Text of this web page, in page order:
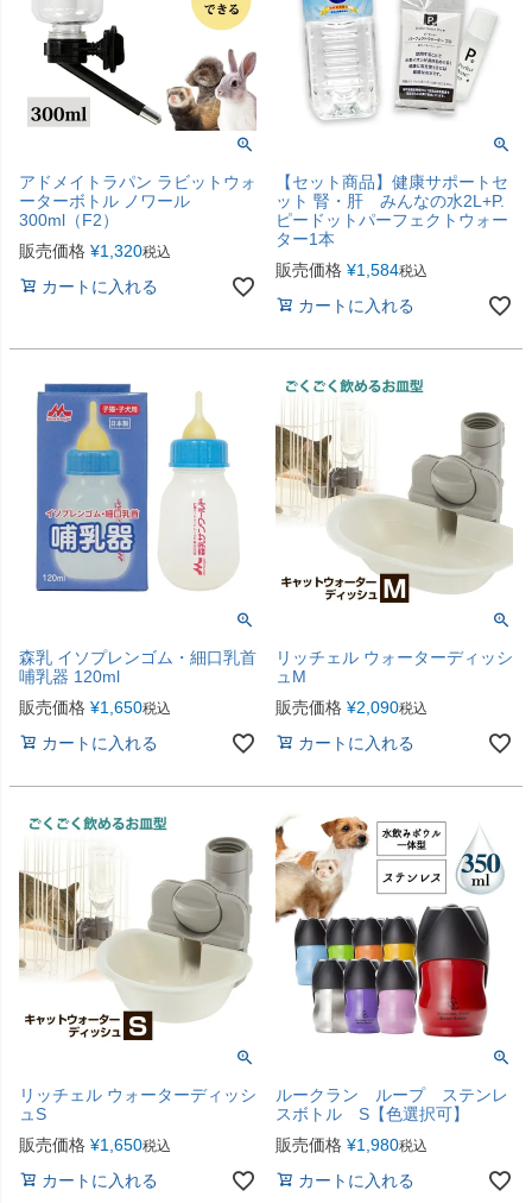
アドメイトラパン ラビットウォ
ーターボトル ノワール
300ml（F2）
販売価格 ¥1,320税込
カートに入れる
【セット商品】健康サポートセ
ット 腎・肝 みんなの水2L+P.
ピードットパーフェクトウォー
ター1本
販売価格 ¥1,584税込
カートに入れる
森乳 イソプレンゴム・細口乳首
哺乳器 120ml
販売価格 ¥1,650税込
カートに入れる
リッチェル ウォーターディッシ
ュM
販売価格 ¥2,090税込
カートに入れる
リッチェル ウォーターディッシ
ュS
販売価格 ¥1,650税込
カートに入れる
ルークラン ループ ステンレ
スボトル S【色選択可】
販売価格 ¥1,980税込
カートに入れる